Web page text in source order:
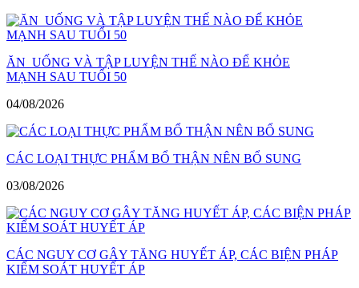
ĂN UỐNG VÀ TẬP LUYỆN THẾ NÀO ĐỂ KHỎE
MẠNH SAU TUỔI 50
04/08/2026
CÁC LOẠI THỰC PHẨM BỔ THẬN NÊN BỔ SUNG
03/08/2026
CÁC NGUY CƠ GÂY TĂNG HUYẾT ÁP, CÁC BIỆN PHÁP
KIỂM SOÁT HUYẾT ÁP